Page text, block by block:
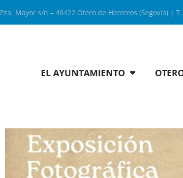
Pza. Mayor s/n – 40422 Otero de Herreros (Segovia) |
EL AYUNTAMIENTO